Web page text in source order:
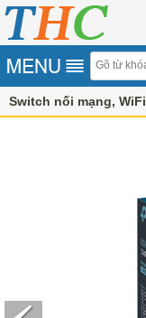
Switch nối mạng, WiFi